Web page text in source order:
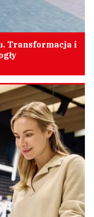
Transformacja i